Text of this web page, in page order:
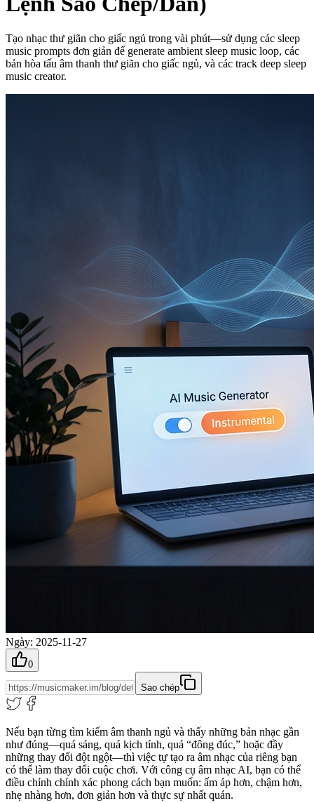
Tạo nhạc thư giãn cho giấc ngủ trong vài phút—sử dụng các sleep
music prompts đơn giản để generate ambient sleep music loop, các
bản hòa tấu âm thanh thư giãn cho giấc ngủ, và các track deep sleep
music creator.
Ngày: 2025-11-27
0
Sao chép
Nếu bạn từng tìm kiếm âm thanh ngủ và thấy những bản nhạc gần
như đúng—quá sáng, quá kịch tính, quá “đông đúc,” hoặc đầy
những thay đổi đột ngột—thì việc tự tạo ra âm nhạc của riêng bạn
có thể làm thay đổi cuộc chơi. Với công cụ âm nhạc AI, bạn có thể
điều chỉnh chính xác phong cách bạn muốn: ấm áp hơn, chậm hơn,
nhẹ nhàng hơn, đơn giản hơn và thực sự nhất quán.